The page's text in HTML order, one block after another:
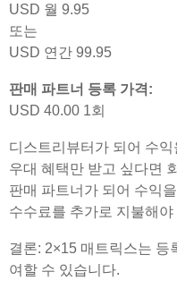
USD 월 9.95
또는
USD 연간 99.95
판매 파트너 등록 가격:
USD 40.00 1회
디스트리뷰터가 되어 수
우대 혜택만 받고 싶다면
판매 파트너가 되어 수익
수수료를 추가로 지불해야
결론: 2×15 매트릭스는 등
여할 수 있습니다.